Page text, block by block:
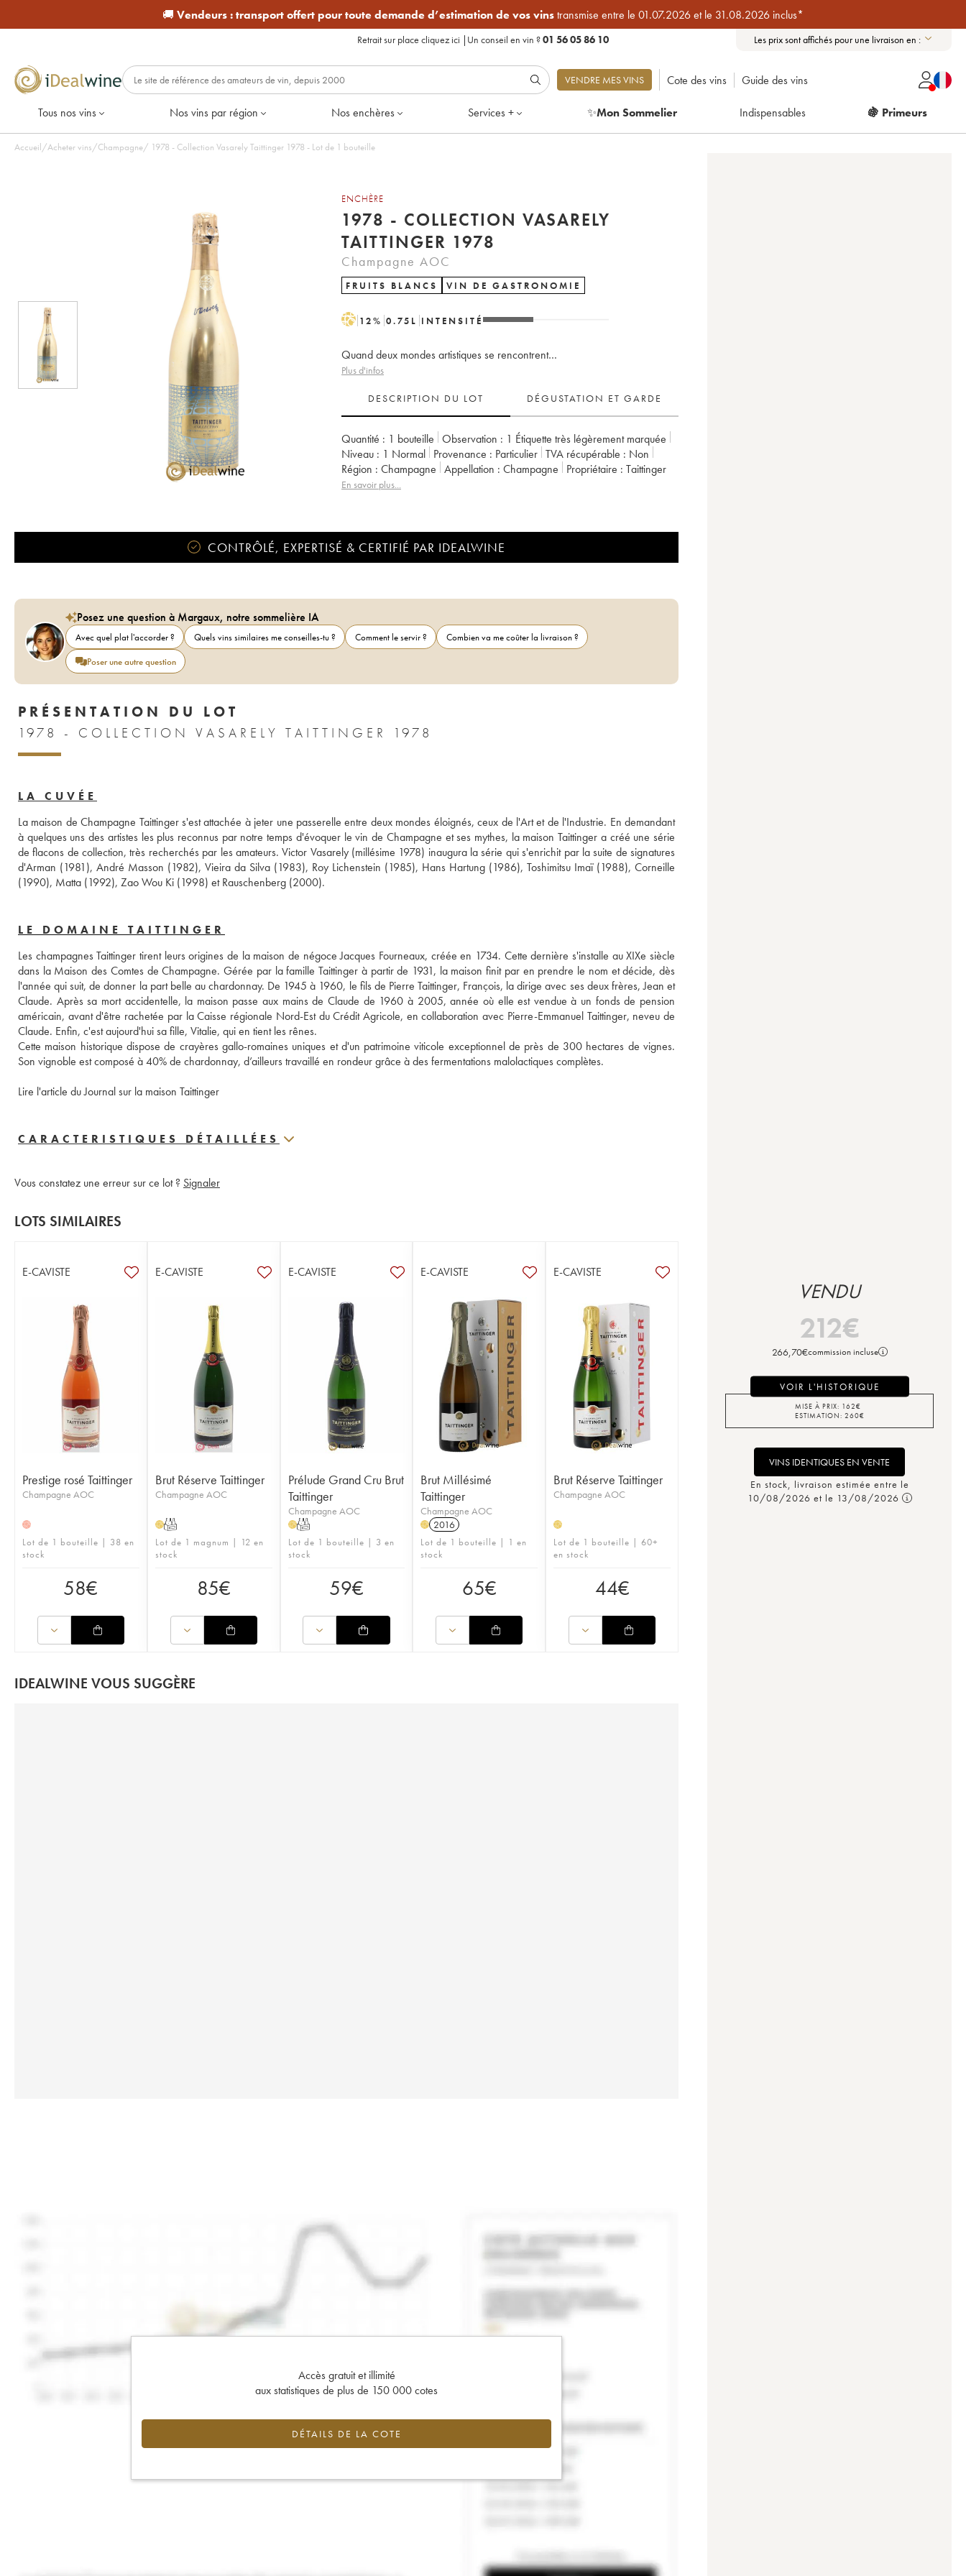
🚚 Vendeurs :transport offert pour toute demande d’estimation de vos vinstransmise entre le 01.07.2026 et le 31.08.2026 inclus*
Retrait sur place cliquez ici | Un conseil en vin ?01 56 05 86 10 Les prix sont affichés pour une livraison en :
VENDRE MES VINS Cote des vins Guide des vins
Tous nos vins Nos vins par région Nos enchères Services + ✨Mon Sommelier Indispensables 🍇 Primeurs
Accueil/Acheter vins/Champagne/ 1978 - Collection Vasarely Taittinger 1978 - Lot de 1 bouteille
ENCHÈRE
1978 - COLLECTION VASARELY
TAITTINGER 1978
Champagne AOC
FRUITS BLANCS VIN DE GASTRONOMIE
H 12% 0.75 L INTENSITÉ
Quand deux mondes artistiques se rencontrent…
Plus d'infos
DESCRIPTION DU LOT DÉGUSTATION ET GARDE
Quantité : 1 bouteille Observation : 1 Étiquette très légèrement marquée
Niveau : 1 Normal Provenance : particulier TVA récupérable :
non
Région :
Champagne Appellation : Champagne Propriétaire : Taittinger
En savoir plus...
CONTRÔLÉ, EXPERTISÉ & CERTIFIÉ PAR IDEALWINE
Posez une question à Margaux, notre sommelière IA
Avec quel plat l'accorder ? Quels vins similaires me conseilles-tu ? Comment le servir ?
Combien va me coûter la livraison ?
Poser une autre question
PRÉSENTATION DU LOT
1978 - COLLECTION VASARELY TAITTINGER 1978
LA CUVÉE
La maison de Champagne Taittinger s'est attachée à jeter une passerelle entre deux mondes éloignés, ceux de l'Art et de l'Industrie. En demandant
à quelques uns des artistes les plus reconnus par notre temps d'évoquer le vin de Champagne et ses mythes, la maison Taittinger a créé une série
de flacons de collection, très recherchés par les amateurs. Victor Vasarely (millésime 1978) inaugura la série qui s'enrichit par la suite de signatures
d'Arman (1981), André Masson (1982), Vieira da Silva (1983), Roy Lichenstein (1985), Hans Hartung (1986), Toshimitsu Imaï (1988), Corneille
(1990), Matta (1992), Zao Wou Ki (1998) et Rauschenberg (2000).
LE DOMAINE TAITTINGER
Les champagnes Taittinger tirent leurs origines de la maison de négoce Jacques Fourneaux, créée en 1734. Cette dernière s'installe au XIXe siècle
dans la Maison des Comtes de Champagne. Gérée par la famille Taittinger à partir de 1931, la maison finit par en prendre le nom et décide, dès
l'année qui suit, de donner la part belle au chardonnay. De 1945 à 1960, le fils de Pierre Taittinger, François, la dirige avec ses deux frères, Jean et
Claude. Après sa mort accidentelle, la maison passe aux mains de Claude de 1960 à 2005, année où elle est vendue à un fonds de pension
américain, avant d'être rachetée par la Caisse régionale Nord-Est du Crédit Agricole, en collaboration avec Pierre-Emmanuel Taittinger, neveu de
Claude. Enfin, c'est aujourd'hui sa fille, Vitalie, qui en tient les rênes.
Cette maison historique dispose de crayères gallo-romaines uniques et d'un patrimoine viticole exceptionnel de près de 300 hectares de vignes.
Son vignoble est composé à 40% de chardonnay, d’ailleurs travaillé en rondeur grâce à des fermentations malolactiques complètes.
Lire l'article du Journal sur la maison Taittinger
CARACTERISTIQUES DÉTAILLÉES
Vous constatez une erreur sur ce lot ? Signaler
LOTS SIMILAIRES
E-CAVISTE
Prestige rosé Taittinger
Champagne AOC
H
Lot de 1 bouteille | 38 en
stock
58€
E-CAVISTE
Brut Réserve Taittinger
Champagne AOC
HT
Lot de 1 magnum | 12 en
stock
85€
E-CAVISTE
Prélude Grand Cru Brut
Taittinger
Champagne AOC
HT
Lot de 1 bouteille | 3 en
stock
59€
E-CAVISTE
Brut Millésimé
Taittinger
Champagne AOC
H 2016
Lot de 1 bouteille | 1 en
stock
65€
E-CAVISTE
Brut Réserve Taittinger
Champagne AOC
H
Lot de 1 bouteille | 60+
en stock
44€
IDEALWINE VOUS SUGGÈRE
Accès gratuit et illimité
aux statistiques de plus de 150 000 cotes
DÉTAILS DE LA COTE
VENDU
212€
266,70€commission incluse
VOIR L'HISTORIQUE
MISE À PRIX: 162€
ESTIMATION: 260€
VINS IDENTIQUES EN VENTE
En stock, livraison estimée entre le
10/08/2026 et le 13/08/2026